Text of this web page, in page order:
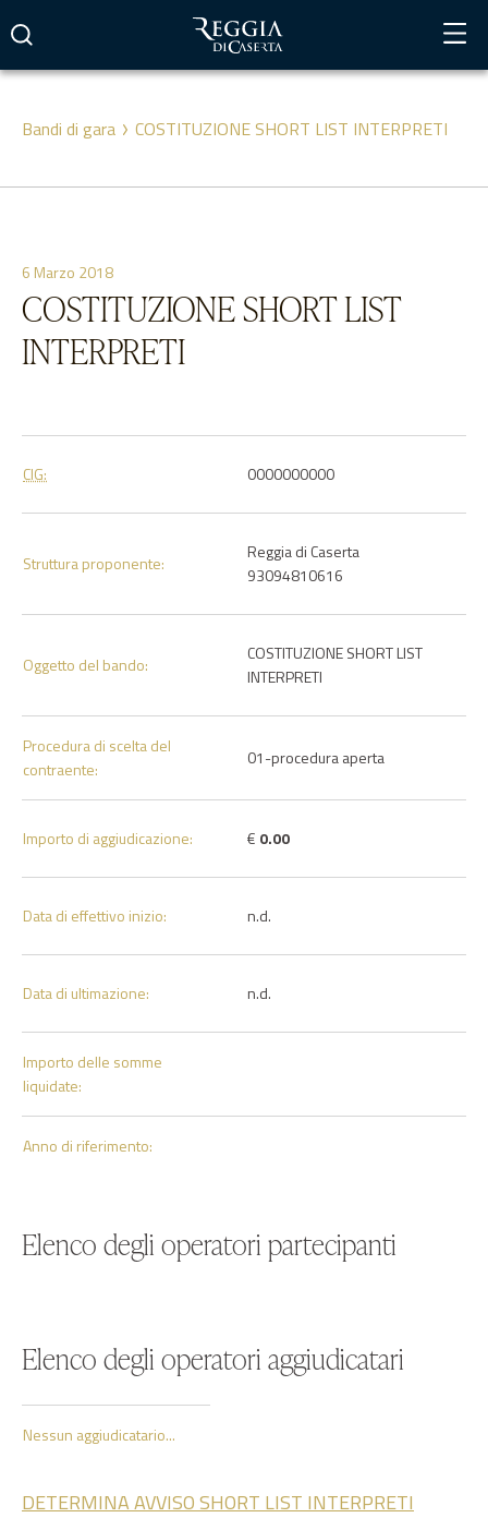
contenuto
Bandi di gara COSTITUZIONE SHORT LIST INTERPRETI
6 Marzo 2018
COSTITUZIONE SHORT LIST
INTERPRETI
CIG: 0000000000
Struttura proponente:
Reggia di Caserta
93094810616
Oggetto del bando:
COSTITUZIONE SHORT LIST
INTERPRETI
Procedura di scelta del
contraente:
01-procedura aperta
Importo di aggiudicazione: € 0.00
Data di effettivo inizio: n.d.
Data di ultimazione: n.d.
Importo delle somme
liquidate:
Anno di riferimento:
Elenco degli operatori partecipanti
Elenco degli operatori aggiudicatari
Nessun aggiudicatario...
DETERMINA AVVISO SHORT LIST INTERPRETI